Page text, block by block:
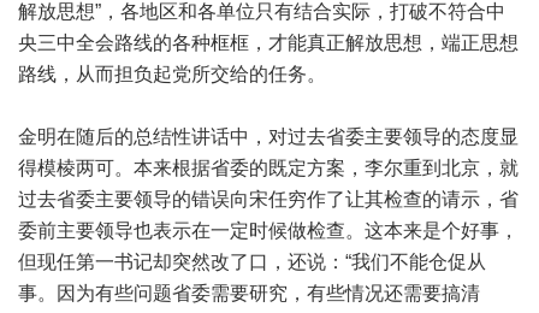
解放思想”，各地区和各单位只有结合实际，打破不符合中
央三中全会路线的各种框框，才能真正解放思想，端正思想
路线，从而担负起党所交给的任务。
金明在随后的总结性讲话中，对过去省委主要领导的态度显
得模棱两可。本来根据省委的既定方案，李尔重到北京，就
过去省委主要领导的错误向宋任穷作了让其检查的请示，省
委前主要领导也表示在一定时候做检查。这本来是个好事，
但现任第一书记却突然改了口，还说：“我们不能仓促从
事。因为有些问题省委需要研究，有些情况还需要搞清